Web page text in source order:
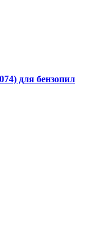
для бензопил